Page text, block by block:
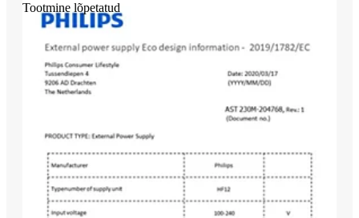
Tootmine lõpetatud